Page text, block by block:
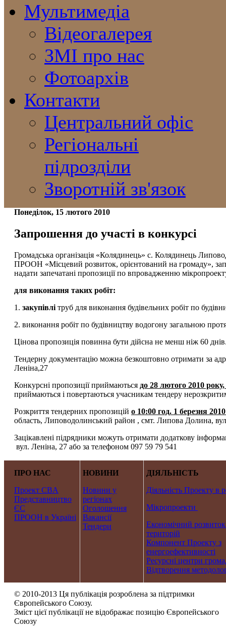
Мультимедіа
Відеогалерея
ЗМІ про нас
Фотоархів
Контакти
Центральний офіс
Регіональні
підрозділи
Зворотній зв'язок
Понеділок, 15 лютого 2010
Запрошення до участі в конкурсі
Громадська організація «Колядинець» с. Колядинець
ПРООН «Місцевий розвиток, орієнтований на громаду»,
надати запечатані пропозиції по впровадженню
для виконання таких робіт:
1. закупівлі труб для виконання будівельних робіт по
2. виконання робіт по будівництву водогону загальною
Цінова пропозиція повинна бути дійсна не менш ніж 60
Тендерну документацію можна безкоштовно отримати за
Леніна,27
Конкурсні пропозиції приймаються до 28 лютого 2010
приймаються і повертаються учасникам тендеру
Розкриття тендерних пропозицій о 10:00 год. 1 березня
область, Липоводолинський район , смт. Липова Долина,
Зацікавлені підрядники можуть отримати додаткову
вул. Леніна, 27 або за телефоном 097 59 79 541
ПРО НАС
Проект CBA
Представництво
ЄС
ПРООН в Україні
НОВИНИ
Новини у
регіонах
Оголошення
Вакансії
Тендери
ДІЯЛЬНІСТЬ
Діяльність Проекту в
Мікропроекти
Економічний розвиток
територій
Компонент Проекту з
енергоефективності
Ресурсні центри
Відтворення
© 2010-2013 Ця публікація розроблена за підтримки
Європейського Союзу.
Зміст цієї публікації не відображає позицію Європейського
Союзу